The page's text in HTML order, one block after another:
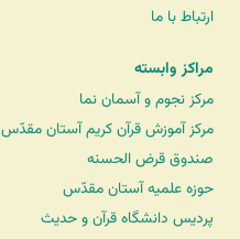
ارتباط با ما
مراکز وابسته
مرکز نجوم و آسمان نما
مرکز آموزش قرآن کریم آستان مقدّس
صندوق قرض الحسنه
حوزه علمیه آستان مقدّس
پردیس دانشگاه قرآن و حدیث